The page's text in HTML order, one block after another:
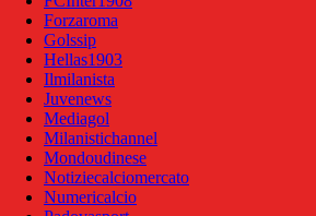
Forzaroma
Golssip
Hellas1903
Ilmilanista
Juvenews
Mediagol
Milanistichannel
Mondoudinese
Notiziecalciomercato
Numericalcio